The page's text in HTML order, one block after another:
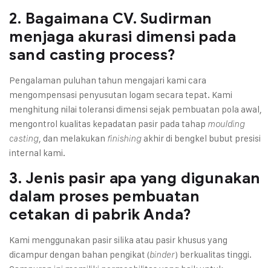
2. Bagaimana CV. Sudirman
menjaga akurasi dimensi pada
sand casting process?
Pengalaman puluhan tahun mengajari kami cara
mengompensasi penyusutan logam secara tepat. Kami
menghitung nilai toleransi dimensi sejak pembuatan pola awal,
mengontrol kualitas kepadatan pasir pada tahap moulding
casting, dan melakukan finishing akhir di bengkel bubut presisi
internal kami.
3. Jenis pasir apa yang digunakan
dalam proses pembuatan
cetakan di pabrik Anda?
Kami menggunakan pasir silika atau pasir khusus yang
dicampur dengan bahan pengikat (binder) berkualitas tinggi.